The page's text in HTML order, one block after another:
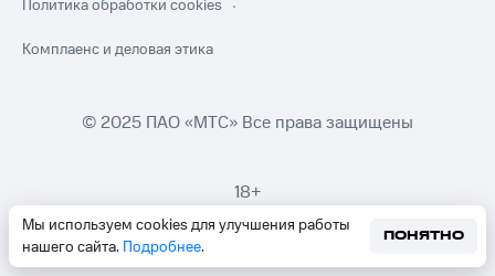
Мы используем cookies для улучшения работы
нашего сайта. Подробнее.
ПОНЯТНО
Политика обработки cookies
Комплаенс и деловая этика
© 2025 ПАО «МТС» Все права защищены
18+